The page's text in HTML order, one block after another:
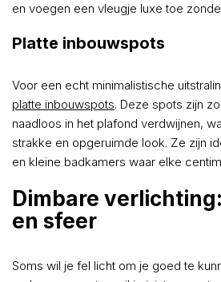
en voegen een vleugje luxe toe
Platte inbouwspots
Voor een echt minimalistische
platte inbouwspots. Deze spots zijn
naadloos in het plafond verdwijnen,
strakke en opgeruimde look. Ze zijn
en kleine badkamers waar elke
Dimbare
en sfeer
Soms wil je fel licht om je goed te